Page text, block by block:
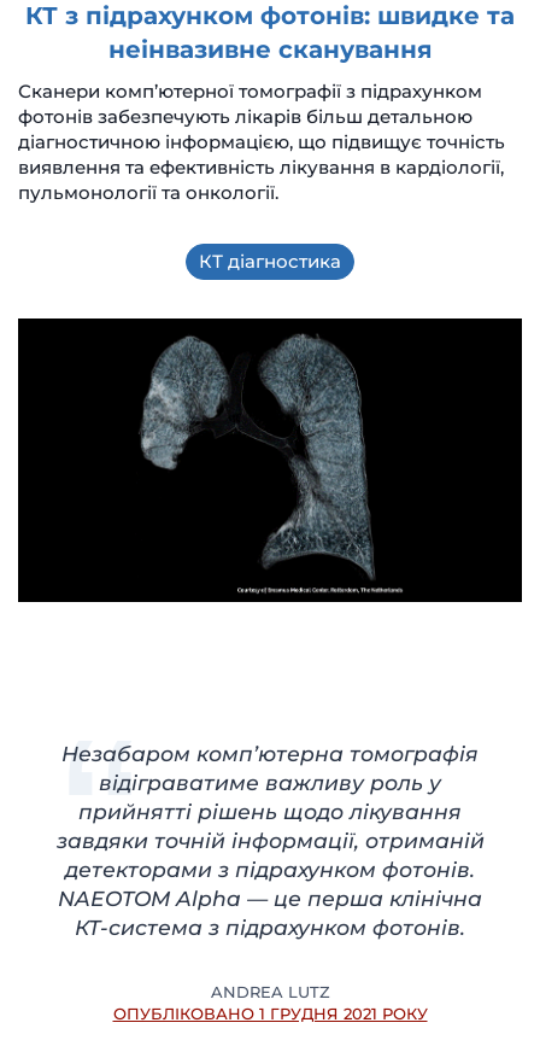
КТ з підрахунком фотонів: швидке та
неінвазивне сканування
Сканери комп’ютерної томографії з підрахунком
фотонів забезпечують лікарів більш детальною
діагностичною інформацією, що підвищує точність
виявлення та ефективність лікування в кардіології,
пульмонології та онкології.
КТ діагностика
Незабаром комп’ютерна томографія
відіграватиме важливу роль у
прийнятті рішень щодо лікування
завдяки точній інформації, отриманій
детекторами з підрахунком фотонів.
NAEOTOM Alpha — це перша клінічна
КТ-система з підрахунком фотонів.
ANDREA LUTZ
ОПУБЛІКОВАНО 1 ГРУДНЯ 2021 РОКУ